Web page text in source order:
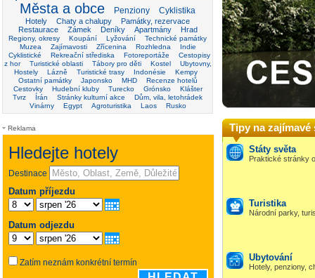
Města a obce Penziony Cyklistika
Hotely Chaty a chalupy
Památky, rezervace
Restaurace
Zámek Deníky Apartmány Hrad
Regiony, okresy Koupání Lyžování
Technické památky
Muzea
Zajímavosti Zřícenina Rozhledna
Indie
Cyklistické
Rekreační střediska Fotoreportáže
Cestopisy
z hor
Turistické oblasti Tábory pro děti Kostel
Ubytovny,
Hostely
Lázně Turistické trasy Indonésie
Kempy
Ostatní památky
Japonsko MHD
Recenze hotelů
Cestovky
Hudební kluby Turecko Grónsko
Klášter
Tvrz
Írán Stránky kulturní akce
Dům, vila, letohrádek
Vinárny
Egypt Agroturistika Laos Rusko
Reklama Tipy na zajímavé
Státy světa
Praktické stránky
Turistika
Národní parky,
Ubytování
Hotely, penziony,